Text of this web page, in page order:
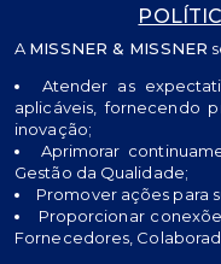
A MISSNER & MISSNER
Atender as
aplicáveis, fornecendo
inovação;
Aprimorar
Gestão da Qualidade;
Promover ações para
Proporcionar
Fornecedores,